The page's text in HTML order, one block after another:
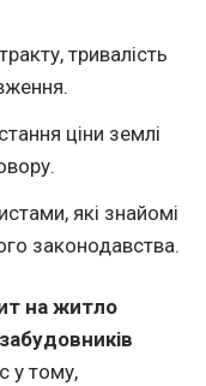
тривалість
ціни землі
які знайомі
законодавства.
на житло
у тому,